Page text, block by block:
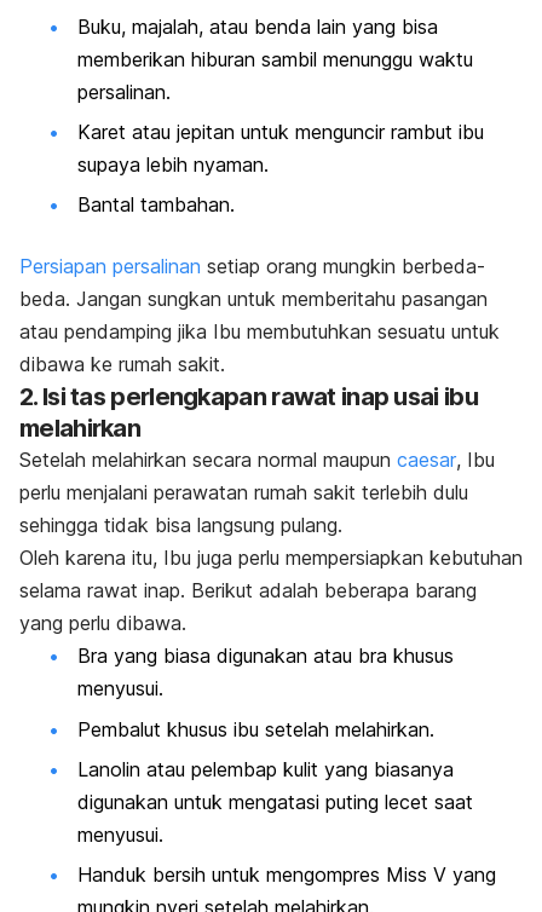
Buku, majalah, atau benda lain yang bisa
memberikan hiburan sambil menunggu waktu
persalinan.
Karet atau jepitan untuk menguncir rambut ibu
supaya lebih nyaman.
Bantal tambahan.
Persiapan persalinan setiap orang mungkin berbeda-
beda. Jangan sungkan untuk memberitahu pasangan
atau pendamping jika Ibu membutuhkan sesuatu untuk
dibawa ke rumah sakit.
2. Isi tas perlengkapan rawat inap usai ibu
melahirkan
Setelah melahirkan secara normal maupun caesar, Ibu
perlu menjalani perawatan rumah sakit terlebih dulu
sehingga tidak bisa langsung pulang.
Oleh karena itu, Ibu juga perlu mempersiapkan kebutuhan
selama rawat inap. Berikut adalah beberapa barang
yang perlu dibawa.
Bra yang biasa digunakan atau bra khusus
menyusui.
Pembalut khusus ibu setelah melahirkan.
Lanolin atau pelembap kulit yang biasanya
digunakan untuk mengatasi puting lecet saat
menyusui.
Handuk bersih untuk mengompres Miss V yang